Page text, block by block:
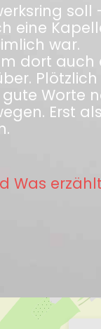
eine
war.
dort
Worte
Erst
Was